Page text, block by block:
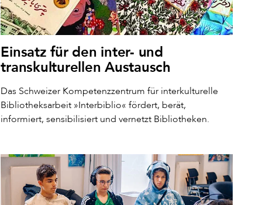
Einsatz für den inter- und
transkulturellen Austausch
Das Schweizer Kompetenzzentrum für interkulturelle
Bibliotheksarbeit »Interbiblio« fördert, berät,
informiert, sensibilisiert und vernetzt Bibliotheken.